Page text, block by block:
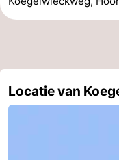
Musea
-
Kerken
-Locatie van